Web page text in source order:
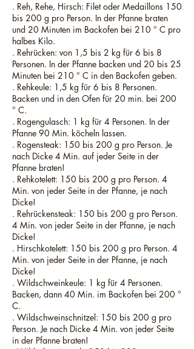
. Reh, Rehe, Hirsch: Filet oder Medaillons 150
bis 200 g pro Person. In der Pfanne braten
und 20 Minuten im Backofen bei 210 ° C pro
halbes Kilo.
. Rehrücken: von 1,5 bis 2 kg für 6 bis 8
Personen. In der Pfanne backen und 20 bis 25
Minuten bei 210 ° C in den Backofen geben.
. Rehkeule: 1,5 kg für 6 bis 8 Personen.
Backen und in den Ofen für 20 min. bei 200
° C.
. Rogengulasch: 1 kg für 4 Personen. In der
Pfanne 90 Min. köcheln lassen.
. Rogensteak: 150 bis 200 g pro Person. Je
nach Dicke 4 Min. auf jeder Seite in der
Pfanne braten!
. Rehkotelett: 150 bis 200 g pro Person. 4
Min. von jeder Seite in der Pfanne, je nach
Dicke!
. Rehrückensteak: 150 bis 200 g pro Person.
4 Min. von jeder Seite in der Pfanne, je nach
Dicke!
. Hirschkotelett: 150 bis 200 g pro Person. 4
Min. von jeder Seite in der Pfanne, je nach
Dicke!
. Wildschweinkeule: 1 kg für 4 Personen.
Backen, dann 40 Min. im Backofen bei 200 °
C.
. Wildschweinschnitzel: 150 bis 200 g pro
Person. Je nach Dicke 4 Min. von jeder Seite
in der Pfanne braten!